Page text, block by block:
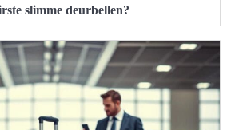
slimme deurbellen?